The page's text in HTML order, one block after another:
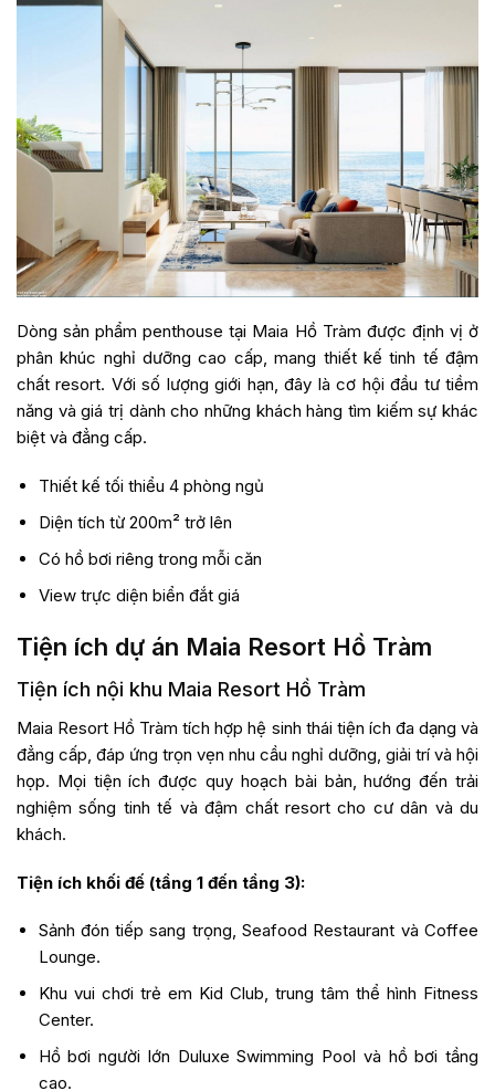
Dòng sản phẩm penthouse tại Maia Hồ Tràm được định vị ở
phân khúc nghỉ dưỡng cao cấp, mang thiết kế tinh tế đậm
chất resort. Với số lượng giới hạn, đây là cơ hội đầu tư tiềm
năng và giá trị dành cho những khách hàng tìm kiếm sự khác
biệt và đẳng cấp.
Thiết kế tối thiểu 4 phòng ngủ
Diện tích từ 200m² trở lên
Có hồ bơi riêng trong mỗi căn
View trực diện biển đắt giá
Tiện ích dự án Maia Resort Hồ Tràm
Tiện ích nội khu Maia Resort Hồ Tràm
Maia Resort Hồ Tràm tích hợp hệ sinh thái tiện ích đa dạng và
đẳng cấp, đáp ứng trọn vẹn nhu cầu nghỉ dưỡng, giải trí và hội
họp. Mọi tiện ích được quy hoạch bài bản, hướng đến trải
nghiệm sống tinh tế và đậm chất resort cho cư dân và du
khách.
Tiện ích khối đế (tầng 1 đến tầng 3):
Sảnh đón tiếp sang trọng, Seafood Restaurant và Coffee
Lounge.
Khu vui chơi trẻ em Kid Club, trung tâm thể hình Fitness
Center.
Hồ bơi người lớn Duluxe Swimming Pool và hồ bơi tầng
cao.